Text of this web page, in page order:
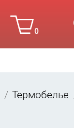
0
Термобелье